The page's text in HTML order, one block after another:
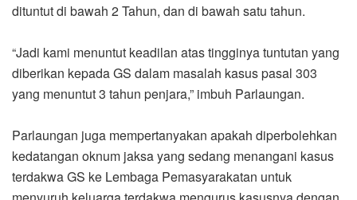
dituntut di bawah 2 Tahun, dan di bawah satu tahun.
“Jadi kami menuntut keadilan atas tingginya tuntutan yang
diberikan kepada GS dalam masalah kasus pasal 303
yang menuntut 3 tahun penjara,” imbuh Parlaungan.
Parlaungan juga mempertanyakan apakah diperbolehkan
kedatangan oknum jaksa yang sedang menangani kasus
terdakwa GS ke Lembaga Pemasyarakatan untuk